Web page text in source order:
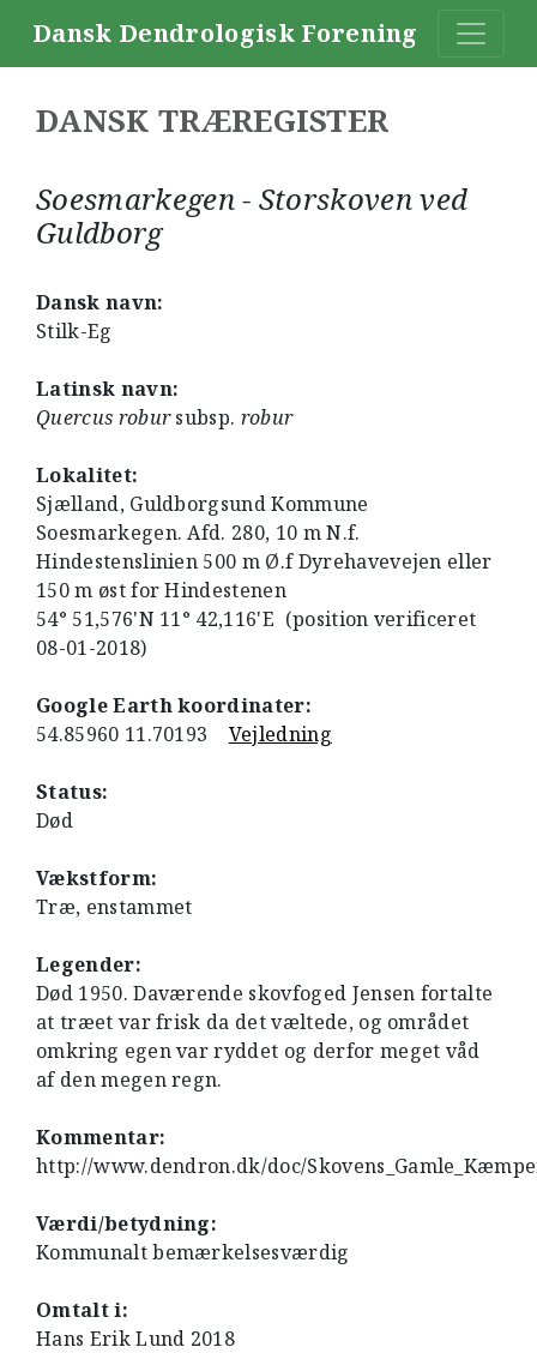
Dansk Dendrologisk Forening
DANSK TRÆREGISTER
Soesmarkegen - Storskoven ved
Guldborg
Dansk navn:
Stilk-Eg
Latinsk navn:
Quercus robursubsp. robur
Lokalitet:
Sjælland, Guldborgsund Kommune
Soesmarkegen. Afd. 280, 10 m N.f.
Hindestenslinien 500 m Ø.f Dyrehavevejen eller
150 m øst for Hindestenen
54° 51,576'N 11° 42,116'E (position verificeret
08-01-2018)
Google Earth koordinater:
54.85960 11.70193 Vejledning
Status:
Død
Vækstform:
Træ, enstammet
Legender:
Død 1950. Daværende skovfoged Jensen fortalte
at træet var frisk da det væltede, og området
omkring egen var ryddet og derfor meget våd
af den megen regn.
Kommentar:
http://www.dendron.dk/doc/
Værdi/betydning:
Kommunalt bemærkelsesværdig
Omtalt i:
Hans Erik Lund 2018